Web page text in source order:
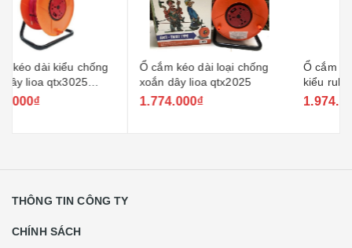
Ổ cắm kéo dài loại chống
xoắn dây lioa qtx2025
1.774.000₫
Ổ cắm kéo dài quay tay
kiểu rulo qt3025 (loại dùng
cho công trường)
1.974.000₫
THÔNG TIN CÔNG TY
CHÍNH SÁCH